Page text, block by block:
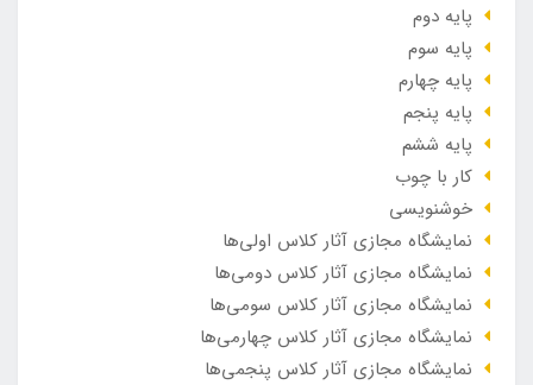
پایه دوم
پایه سوم
پایه چهارم
پایه پنجم
پایه ششم
کار با چوب
خوشنویسی
نمایشگاه مجازی آثار کلاس اولی‌ها
نمایشگاه مجازی آثار کلاس دومی‌ها
نمایشگاه مجازی آثار کلاس سومی‌ها
نمایشگاه مجازی آثار کلاس چهارمی‌ها
نمایشگاه مجازی آثار کلاس پنجمی‌ها